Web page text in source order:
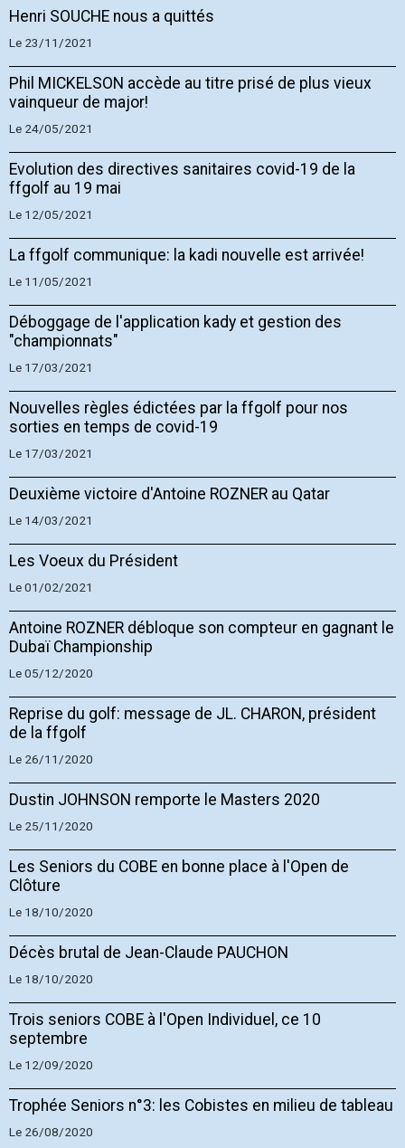
Henri SOUCHE nous a quittés
Le 23/11/2021
Phil MICKELSON accède au titre prisé de plus vieux
vainqueur de major!
Le 24/05/2021
Evolution des directives sanitaires covid-19 de la
ffgolf au 19 mai
Le 12/05/2021
La ffgolf communique: la kadi nouvelle est arrivée!
Le 11/05/2021
Déboggage de l'application kady et gestion des
"championnats"
Le 17/03/2021
Nouvelles règles édictées par la ffgolf pour nos
sorties en temps de covid-19
Le 17/03/2021
Deuxième victoire d'Antoine ROZNER au Qatar
Le 14/03/2021
Les Voeux du Président
Le 01/02/2021
Antoine ROZNER débloque son compteur en gagnant le
Dubaï Championship
Le 05/12/2020
Reprise du golf: message de JL. CHARON, président
de la ffgolf
Le 26/11/2020
Dustin JOHNSON remporte le Masters 2020
Le 25/11/2020
Les Seniors du COBE en bonne place à l'Open de
Clôture
Le 18/10/2020
Décès brutal de Jean-Claude PAUCHON
Le 18/10/2020
Trois seniors COBE à l'Open Individuel, ce 10
septembre
Le 12/09/2020
Trophée Seniors n°3: les Cobistes en milieu de tableau
Le 26/08/2020